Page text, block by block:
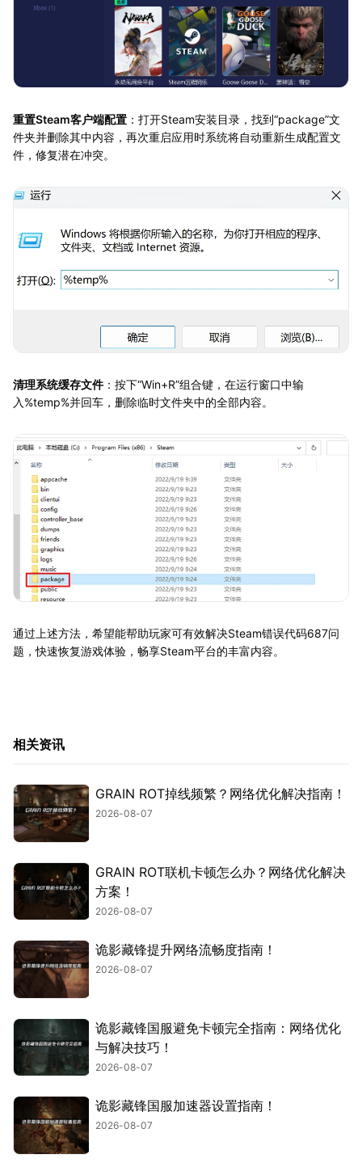
重置Steam客户端配置 ：打开Steam安装目录，找到“package”文
件夹并删除其中内容，再次重启应用时系统将自动重新生成配置文
件，修复潜在冲突。
清理系统缓存文件：按下“Win+R”组合键，在运行窗口中输
入%temp%并回车，删除临时文件夹中的全部内容。
通过上述方法，希望能帮助玩家可有效解决Steam错误代码687问
题，快速恢复游戏体验，畅享Steam平台的丰富内容。
相关资讯
GRAIN ROT掉线频繁？网络优化解决指南！
2026-08-07
GRAIN ROT联机卡顿怎么办？网络优化解决
方案！
2026-08-07
诡影藏锋提升网络流畅度指南！
2026-08-07
诡影藏锋国服避免卡顿完全指南：网络优化
与解决技巧！
2026-08-07
诡影藏锋国服加速器设置指南！
2026-08-07